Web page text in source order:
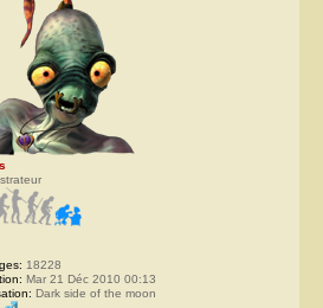
18228
Mar 21 Déc 2010 00:13
Dark side of the moon